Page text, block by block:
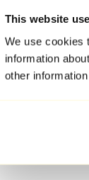
This website
We use cookies
information
other